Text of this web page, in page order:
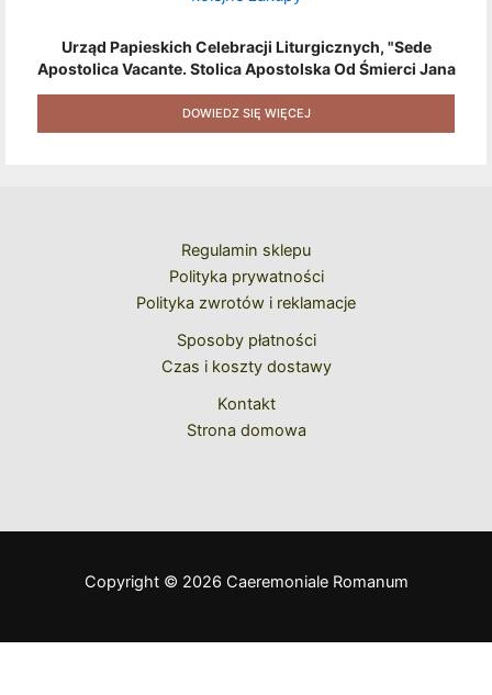
Urząd Papieskich Celebracji Liturgicznych, "Sede
Apostolica Vacante. Stolica Apostolska Od Śmierci Jana
Pawła II Do Wyboru Benedykta XVI" [2020] + Zestaw 6
Naklejek + Książka Niespodzianka + Kod Rabatowy Na
Kolejne Zakupy
DOWIEDZ SIĘ WIĘCEJ
Regulamin sklepu
Polityka prywatności
Polityka zwrotów i reklamacje
Sposoby płatności
Czas i koszty dostawy
Kontakt
Strona domowa
Copyright © 2026 Caeremoniale Romanum